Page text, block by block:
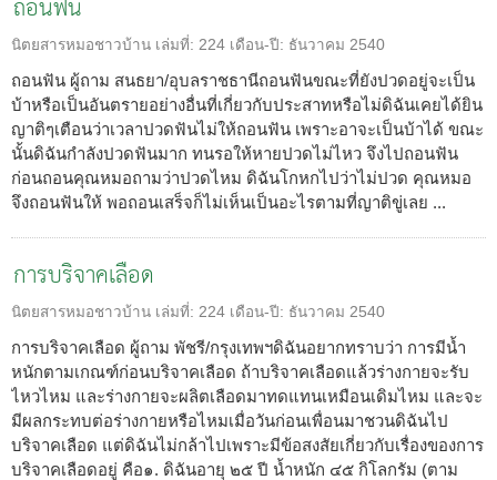
ถอนฟัน
นิตยสารหมอชาวบ้าน เล่มที่: 224 เดือน-ปี: ธันวาคม 2540
ถอนฟัน ผู้ถาม สนธยา/อุบลราชธานีถอนฟันขณะที่ยังปวดอยู่จะเป็น
บ้าหรือเป็นอันตรายอย่างอื่นที่เกี่ยวกับประสาทหรือไม่ดิฉันเคยได้ยิน
ญาติๆเตือนว่าเวลาปวดฟันไม่ให้ถอนฟัน เพราะอาจะเป็นบ้าได้ ขณะ
นั้นดิฉันกำลังปวดฟันมาก ทนรอให้หายปวดไม่ไหว จึงไปถอนฟัน
ก่อนถอนคุณหมอถามว่าปวดไหม ดิฉันโกหกไปว่าไม่ปวด คุณหมอ
จึงถอนฟันให้ พอถอนเสร็จก็ไม่เห็นเป็นอะไรตามที่ญาติขู่เลย ...
การบริจาคเลือด
นิตยสารหมอชาวบ้าน เล่มที่: 224 เดือน-ปี: ธันวาคม 2540
การบริจาคเลือด ผู้ถาม พัชรี/กรุงเทพฯดิฉันอยากทราบว่า การมีน้ำ
หนักตามเกณฑ์ก่อนบริจาคเลือด ถ้าบริจาคเลือดแล้วร่างกายจะรับ
ไหวไหม และร่างกายจะผลิตเลือดมาทดแทนเหมือนเดิมไหม และจะ
มีผลกระทบต่อร่างกายหรือไหมเมื่อวันก่อนเพื่อนมาชวนดิฉันไป
บริจาคเลือด แต่ดิฉันไม่กล้าไปเพราะมีข้อสงสัยเกี่ยวกับเรื่องของการ
บริจาคเลือดอยู่ คือ๑. ดิฉันอายุ ๒๕ ปี น้ำหนัก ๔๕ กิโลกรัม (ตาม